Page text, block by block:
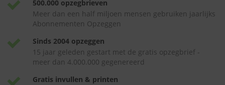
500.000 opzegbrieven
Meer dan een half miljoen mensen gebruiken jaarlijks
Abonnementen Opzeggen
Sinds 2004 opzeggen
15 jaar geleden gestart met de gratis opzegbrief -
meer dan 4.000.000 gegenereerd
Gratis invullen & printen